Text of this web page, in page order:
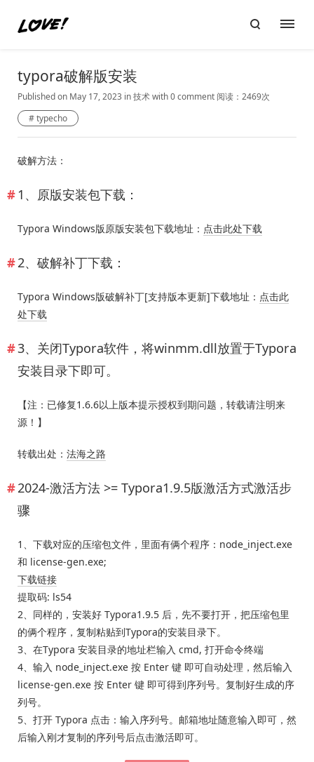
typora破解版安装
Published on May 17, 2023 in技术with0 comment 阅读：2469次
typecho
破解方法：
1、原版安装包下载：
Typora Windows版原版安装包下载地址： 点击此处下载
2、破解补丁下载：
Typora Windows版破解补丁[支持版本更新]下载地址： 点击此
处下载
3、关闭Typora软件，将winmm.dll放置于Typora
安装目录下即可。
【注：已修复1.6.6以上版本提示授权到期问题，转载请注明来
源！】
转载出处： 法海之路
2024-激活方法 >= Typora1.9.5版激活方式激活步
骤
1、下载对应的压缩包文件，里面有俩个程序：node_inject.exe
和 license-gen.exe;
下载链接
提取码: ls54
2、同样的，安装好 Typora1.9.5 后，先不要打开，把压缩包里
的俩个程序，复制粘贴到Typora的安装目录下。
3、在Typora 安装目录的地址栏输入 cmd, 打开命令终端
4、输入 node_inject.exe 按 Enter 键 即可自动处理，然后输入
license-gen.exe 按 Enter 键 即可得到序列号。复制好生成的序
列号。
5、打开 Typora 点击：输入序列号。邮箱地址随意输入即可，然
后输入刚才复制的序列号后点击激活即可。